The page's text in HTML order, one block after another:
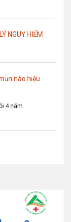
NGUY HIỂM
nào hiệu
4 năm